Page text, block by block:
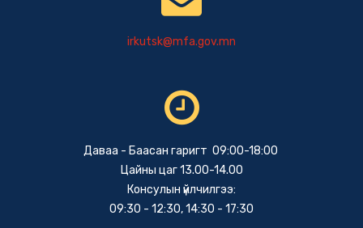
irkutsk@mfa.gov.mn
Даваа - Баасан гаригт 09:00-18:00
Цайны цаг 13.00-14.00
Консулын үйлчилгээ:
09:30 - 12:30, 14:30 - 17:30